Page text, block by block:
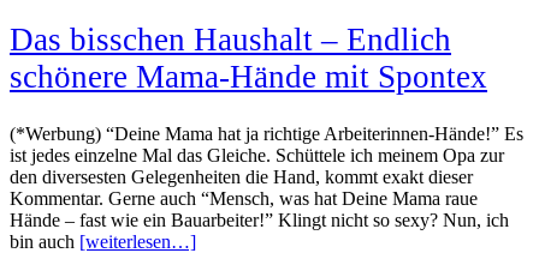
Das bisschen Haushalt – Endlich
schönere Mama-Hände mit Spontex
(*Werbung) “Deine Mama hat ja richtige Arbeiterinnen-Hände!” Es
ist jedes einzelne Mal das Gleiche. Schüttele ich meinem Opa zur
den diversesten Gelegenheiten die Hand, kommt exakt dieser
Kommentar. Gerne auch “Mensch, was hat Deine Mama raue
Hände – fast wie ein Bauarbeiter!” Klingt nicht so sexy? Nun, ich
bin auch [weiterlesen…]